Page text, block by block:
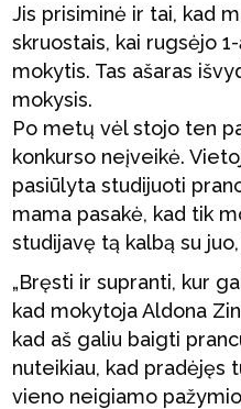
Jis prisiminė ir tai, kad
skruostais, kai rugsėjo
mokytis. Tas ašaras
mokysis.
Po metų vėl stojo ten
konkurso neįveikė.
pasiūlyta studijuoti
mama pasakė, kad tik
studijavę tą kalbą su
„Bręsti ir supranti, kur
kad mokytoja Aldona
kad aš galiu baigti
nuteikiau, kad pradėjęs
vieno neigiamo